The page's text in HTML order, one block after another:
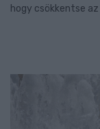
hogy csökkentse